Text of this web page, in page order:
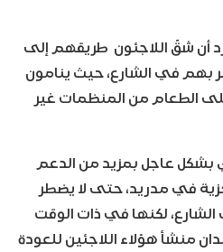
أن شقّ اللاجئون طريقهم إلى
بهم في الشارع، حيث ينامون
الطعام من المنظمات غير
بشكل عاجل بمزيد من الدعم
في مدريد، حتى لا يضطر
لكنها في ذات الوقت
منشأ هؤلاء اللاجئين للعودة